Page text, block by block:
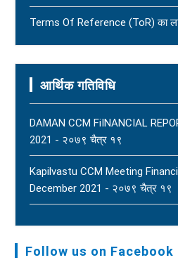
Terms Of Reference (ToR) का
आर्थिक गतिविधि
DAMAN CCM FiINANCIAL
2021 - २०७९ चैत्र १९
Kapilvastu CCM Meeting
December 2021 - २०७९ चैत्र १९
Follow us on Facebook